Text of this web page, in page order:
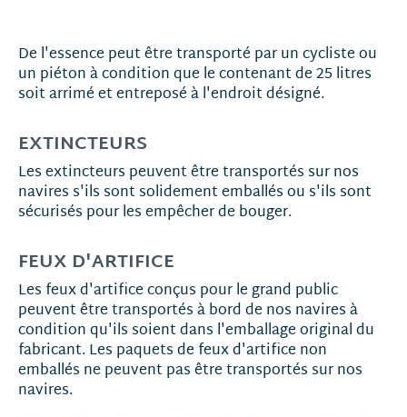
De l'essence peut être transporté par un cycliste ou
un piéton à condition que le contenant de 25 litres
soit arrimé et entreposé à l'endroit désigné.
EXTINCTEURS
Les extincteurs peuvent être transportés sur nos
navires s'ils sont solidement emballés ou s'ils sont
sécurisés pour les empêcher de bouger.
FEUX D'ARTIFICE
Les feux d'artifice conçus pour le grand public
peuvent être transportés à bord de nos navires à
condition qu'ils soient dans l'emballage original du
fabricant. Les paquets de feux d'artifice non
emballés ne peuvent pas être transportés sur nos
navires.